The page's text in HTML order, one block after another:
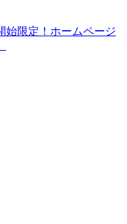
始限定！ホームページ